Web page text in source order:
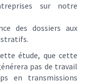
sur notre
des dossiers aux
étude, que cette
pas de travail
en transmissions